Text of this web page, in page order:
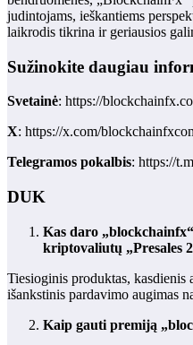
judintojams, ieškantiems
laikrodis tikrina ir geriausios
Sužinokite daugiau
Svetainė: https://
X: https://x.com/
Telegramos pokalbis: https://
DUK
Kas daro
kriptovaliutų „Presales
Tiesioginis produktas, kasdienis
išankstinis pardavimo augimas
Kaip gauti premiją